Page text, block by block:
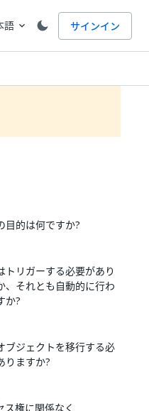
語 expand_more サインイン
目的は何ですか?
トリガーする必要があり
、それとも自動的に行わ
か?
ブジェクトを移行する必
りますか?
ス権に関係なく